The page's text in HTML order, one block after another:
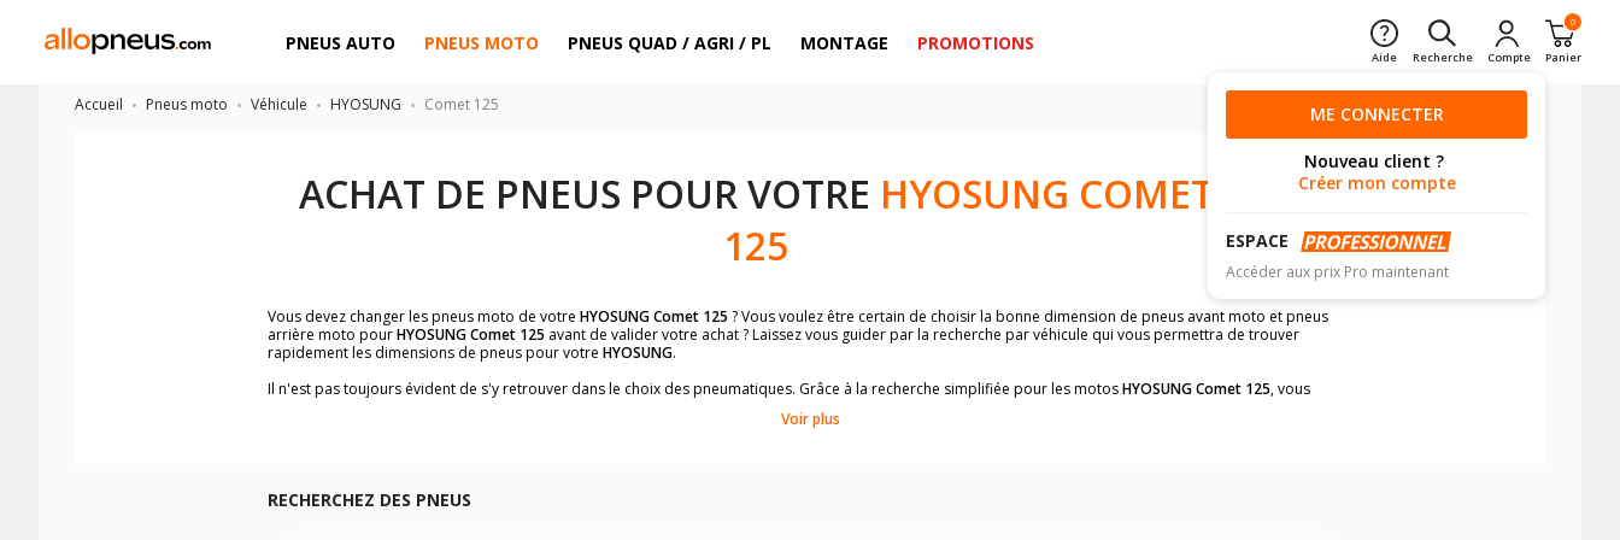
PNEUS AUTO PNEUS MOTO PNEUS QUAD / AGRI / PL MONTAGE PROMOTIONS
Aide Recherche Compte
0
Panier
ME CONNECTER
Nouveau client ?
Créer mon compte
ESPACE
Accéder aux prix Pro maintenant
Accueil Pneus moto Véhicule HYOSUNG Comet 125
ACHAT DE PNEUS POUR VOTRE HYOSUNG COMET
125
Vous devez changer les pneus moto de votre HYOSUNG Comet 125 ? Vous voulez être certain de choisir la bonne dimension de pneus avant moto et pneus
arrière moto pourHYOSUNG Comet 125 avant de valider votre achat ? Laissez vous guider par la recherche par véhicule qui vous permettra de trouver
rapidement les dimensions de pneus pour votre HYOSUNG.
Il n'est pas toujours évident de s'y retrouver dans le choix des pneumatiques. Grâce à la recherche simplifiée pour les motosHYOSUNG Comet 125, vous
Vous ne savez pas comment trouver les dimensions de vos pneus ? Ces informations sont indiquées sur le flanc des pneumatiques, dans le carnet de bord de
facilement.
Voir plus
RECHERCHEZ DES PNEUS